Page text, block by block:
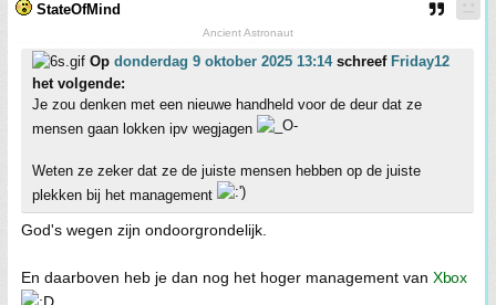
StateOfMind
Ancient Astronaut
Op donderdag 9 oktober 2025 13:14schreef Friday12
het volgende:
Je zou denken met een nieuwe handheld voor de deur dat ze
mensen gaan lokken ipv wegjagen
Weten ze zeker dat ze de juiste mensen hebben op de juiste
plekken bij het management
God's wegen zijn ondoorgrondelijk.
En daarboven heb je dan nog het hoger management van Xbox